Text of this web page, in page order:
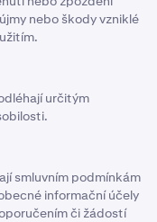
nebo škody vzniklé
určitým
smluvním podmínkám
informační účely
či žádostí